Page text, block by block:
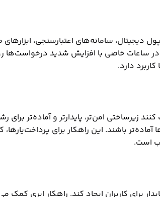
خاصی با افزایش شدید درخواست‌ها
دارد.
زیرساختی امن‌تر، پایدارتر و آماده‌تر
آماده‌تر باشند. این راهکار برای
است.
برای کاربران ایجاد کند. راهکار ابری